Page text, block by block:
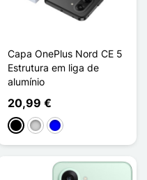
Capa OnePlus Nord CE 5
Estrutura em liga de
alumínio
20,99 €
PretoPrataAzul